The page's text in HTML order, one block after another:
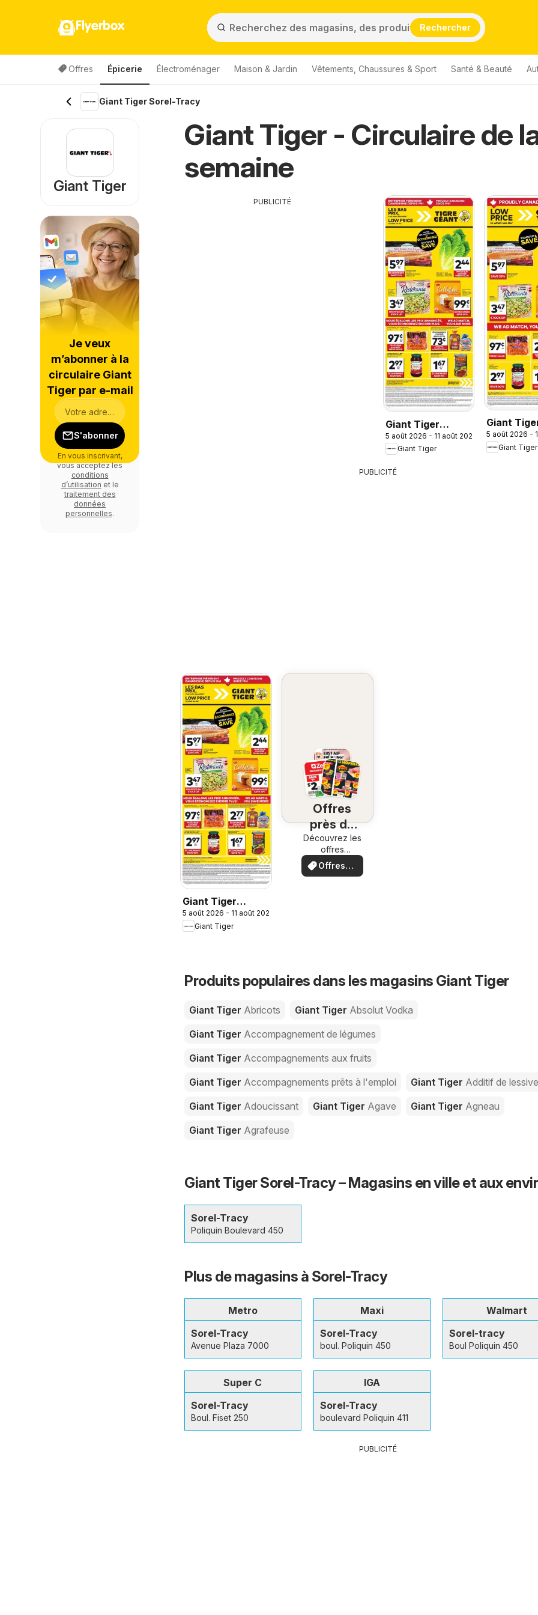
Flyerbox Rechercher
Offres Épicerie Électroménager Maison & Jardin Vêtements, Chaussures & Sport Santé & Beauté
Giant Tiger Sorel-Tracy
Giant Tiger - Circulaire de
semaine
PUBLICITÉ
Giant Tiger
weekly flyer /
circulaire
5 août 2026 - 11 août 2026
Giant Tiger
Giant
weekly
5 août 2026 -
Giant Tiger
PUBLICITÉ
Giant Tiger
circulaire
5 août 2026 - 11 août 2026
Giant Tiger
Offres
près de
chez vous
Découvrez les
offres
spéciales.
Offres
locales
Produits populaires dans les magasins Giant Tiger
Giant Tiger Abricots Giant Tiger Absolut Vodka
Giant Tiger Accompagnement de légumes
Giant Tiger Accompagnements aux fruits
Giant Tiger Accompagnements prêts à l'emploi Giant Tiger Additif de lessive
Giant Tiger Adoucissant Giant Tiger Agave Giant Tiger Agneau
Giant Tiger Agrafeuse
Giant Tiger Sorel-Tracy – Magasins en ville et aux
Sorel-Tracy
Poliquin Boulevard 450
Plus de magasins à Sorel-Tracy
Metro
Sorel-Tracy
Avenue Plaza 7000
Maxi
Sorel-Tracy
boul. Poliquin 450
Walmart
Sorel-tracy
Boul Poliquin 450
Super C
Sorel-Tracy
Boul. Fiset 250
IGA
Sorel-Tracy
boulevard Poliquin 411
PUBLICITÉ
Giant Tiger
Je veux
m’abonner à la
circulaire Giant
Tiger par e-mail
S'abonner
En vous inscrivant,
vous acceptez les
conditions
d’utilisation et le
traitement des
données
personnelles.